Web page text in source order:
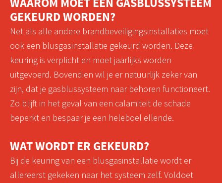
GEKEURD WORDEN?
Net als alle andere brandbeveiligingsinstallaties moet
ook een blusgasinstallatie gekeurd worden. Deze
keuring is verplicht en moet jaarlijks worden
uitgevoerd. Bovendien wil je er natuurlijk zeker van
zijn, dat je gasblussysteem naar behoren functioneert.
Zo blijft in het geval van een calamiteit de schade
beperkt en bespaar je een heleboel ellende.
WAT WORDT ER GEKEURD?
Bij de keuring van een blusgasinstallatie wordt er
allereerst gekeken naar het systeem zelf. Voldoet